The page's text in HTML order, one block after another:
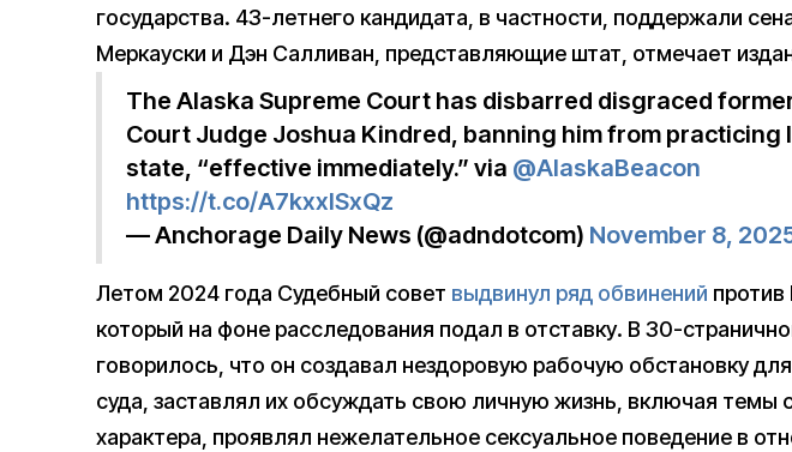
государства. 43-летнего кандидата, в частности, поддержали
Меркауски и Дэн Салливан, представляющие штат, отмечает
The Alaska Supreme Court has disbarred disgraced
Court Judge Joshua Kindred, banning him from practicing
state, “effective immediately.” via @AlaskaBeacon
https://t.co/A7kxxlSxQz
— Anchorage Daily News (@adndotcom) November 8,
Летом 2024 года Судебный совет выдвинул ряд обвинений против
который на фоне расследования подал в отставку. В 30-
говорилось, что он создавал нездоровую рабочую обстановку
суда, заставлял их обсуждать свою личную жизнь, включая темы
характера, проявлял нежелательное сексуальное поведение в